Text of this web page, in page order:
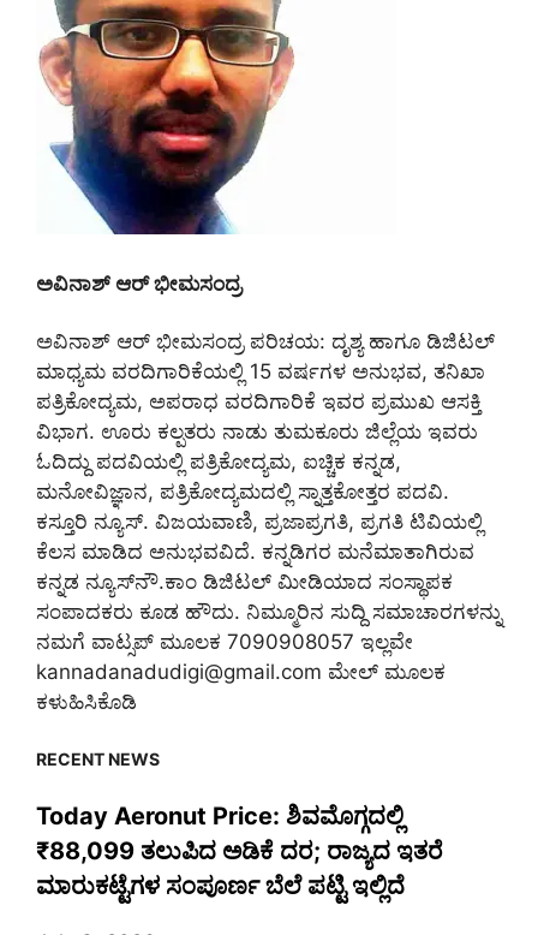
ಅವಿನಾಶ್‌ ಆರ್‌ ಭೀಮಸಂದ್ರ
ಅವಿನಾಶ್‌ ಆರ್‌ ಭೀಮಸಂದ್ರ ಪರಿಚಯ: ದೃಶ್ಯ ಹಾಗೂ ಡಿಜಿಟಲ್
ಮಾಧ್ಯಮ ವರದಿಗಾರಿಕೆಯಲ್ಲಿ 15 ವರ್ಷಗಳ ಅನುಭವ, ತನಿಖಾ
ಪತ್ರಿಕೋದ್ಯಮ, ಅಪರಾಧ ವರದಿಗಾರಿಕೆ ಇವರ ಪ್ರಮುಖ ಆಸಕ್ತಿ
ವಿಭಾಗ. ಊರು ಕಲ್ಪತರು ನಾಡು ತುಮಕೂರು ಜಿಲ್ಲೆಯ ಇವರು
ಓದಿದ್ದು ಪದವಿಯಲ್ಲಿ ಪತ್ರಿಕೋದ್ಯಮ, ಐಚ್ಚಿಕ ಕನ್ನಡ,
ಮನೋವಿಜ್ಞಾನ, ಪತ್ರಿಕೋದ್ಯಮದಲ್ಲಿ ಸ್ನಾತ್ತಕೋತ್ತರ ಪದವಿ.
ಕಸ್ತೂರಿ ನ್ಯೂಸ್‌. ವಿಜಯವಾಣಿ, ಪ್ರಜಾಪ್ರಗತಿ, ಪ್ರಗತಿ ಟಿವಿಯಲ್ಲಿ
ಕೆಲಸ ಮಾಡಿದ ಅನುಭವವಿದೆ. ಕನ್ನಡಿಗರ ಮನೆಮಾತಾಗಿರುವ
ಕನ್ನಡ ನ್ಯೂಸ್‌ನೌ.ಕಾಂ ಡಿಜಿಟಲ್‌ ಮೀಡಿಯಾದ ಸಂಸ್ಥಾಪಕ
ಸಂಪಾದಕರು ಕೂಡ ಹೌದು. ನಿಮ್ಮೂರಿನ ಸುದ್ದಿ ಸಮಾಚಾರಗಳನ್ನು
ನಮಗೆ ವಾಟ್ಸಪ್‌ ಮೂಲಕ 7090908057 ಇಲ್ಲವೇ
kannadanadudigi@gmail.com ಮೇಲ್‌ ಮೂಲಕ
ಕಳುಹಿಸಿಕೊಡಿ
RECENT NEWS
Today Aeronut Price: ಶಿವಮೊಗ್ಗದಲ್ಲಿ
₹88,099 ತಲುಪಿದ ಅಡಿಕೆ ದರ; ರಾಜ್ಯದ ಇತರೆ
ಮಾರುಕಟ್ಟೆಗಳ ಸಂಪೂರ್ಣ ಬೆಲೆ ಪಟ್ಟಿ ಇಲ್ಲಿದೆ